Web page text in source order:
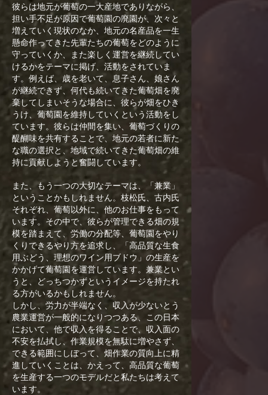
彼らは地元が葡萄の一大産地でありながら、
担い手不足が原因で葡萄園の廃園が、次々と
増えていく現状のなか、地元の名産品を一生
懸命作ってきた先輩たちの葡萄をどのように
守っていくか、また楽しく運営を継続してい
けるかをテーマに掲げ、活動をされていま
す。例えば、歳を老いて、息子さん、娘さん
が継続できず、何代も続いてきた葡萄畑を廃
棄してしまいそうな場合に、彼らが畑をひき
うけ、葡萄園を維持していくという活動をし
ています。彼らは仲間を集い、葡萄づくりの
醍醐味を共有することで、地元の若者に新た
な職の選択と、地域で続いてきた葡萄畑の維
持に貢献しようと奮闘しています。
また、もう一つの大切なテーマは、「兼業」
ということかもしれません。枝松氏、古内氏
それぞれ、葡萄以外に、他のお仕事をもって
います。その中で、彼らが管理できる畑の規
模を踏まえて、労働の分配等、葡萄園をやり
くりできるやり方を追求し、「高品質な生食
用ぶどう、理想のワイン用ブドウ」の生産を
かかげて葡萄園を運営しています。兼業とい
うと、どっちつかずというイメージを持たれ
る方がいるかもしれません。
しかし、労力が半端なく、収入が少ないとう
農業運営が一般的になりつつある、この日本
において、他で収入を得ることで、収入面の
不安を払拭し、作業規模を無駄に増やさず、
できる範囲にしぼって、畑作業の質向上に精
進していくことは、かえって、高品質な葡萄
を生産する一つのモデルだと私たちは考えて
います。